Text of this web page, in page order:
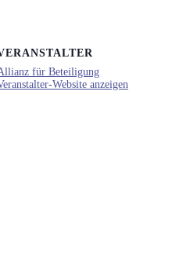
für Beteiligung
Website anzeigen